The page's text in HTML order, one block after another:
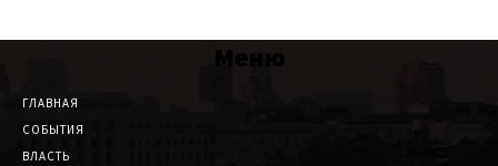
Меню
ГЛАВНАЯ
СОБЫТИЯ
ВЛАСТЬ